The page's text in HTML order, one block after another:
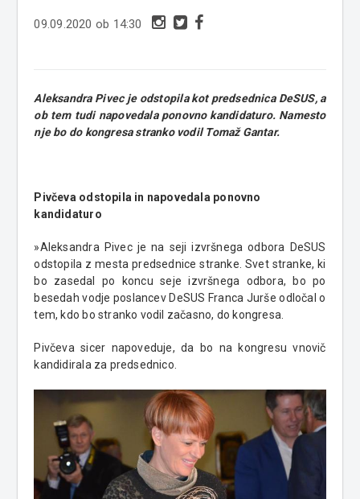
09.09.2020 ob 14:30
Aleksandra Pivec je odstopila kot predsednica DeSUS, a
ob tem tudi napovedala ponovno kandidaturo. Namesto
nje bo do kongresa stranko vodil Tomaž Gantar.
Pivčeva odstopila in napovedala ponovno
kandidaturo
»Aleksandra Pivec je na seji izvršnega odbora DeSUS
odstopila z mesta predsednice stranke. Svet stranke, ki
bo zasedal po koncu seje izvršnega odbora, bo po
besedah vodje poslancev DeSUS Franca Jurše odločal o
tem, kdo bo stranko vodil začasno, do kongresa.
Pivčeva sicer napoveduje, da bo na kongresu vnovič
kandidirala za predsednico.